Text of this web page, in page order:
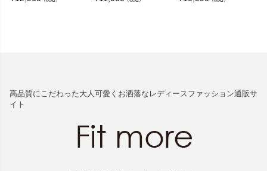
高品質にこだわった大人可愛くお洒落なレディースファッション通販サ
イト